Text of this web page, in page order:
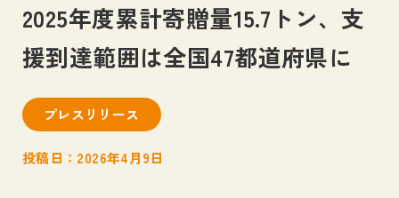
事業内容
Business
ネッスーの足跡
Blog
お知らせ
2025年度累計寄贈量15.7トン、支
援到達範囲は全国47都道府県に
プレスリリース
投稿日：2026年4月9日